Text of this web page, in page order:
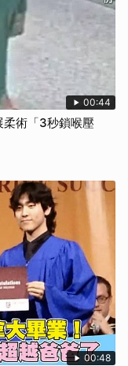
00:44
術「3秒鎖喉壓
00:48